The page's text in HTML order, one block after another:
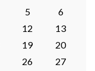
5
6
12
13
19
20
26
27